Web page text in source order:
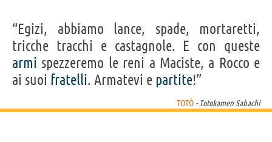
“Egizi, abbiamo lance, spade, mortaretti,
tricche tracchi e castagnole. E con queste
armi spezzeremo le reni a Maciste, a Rocco e
ai suoi fratelli. Armatevi e partite!”
TOTÒ - Totokamen Sabachi